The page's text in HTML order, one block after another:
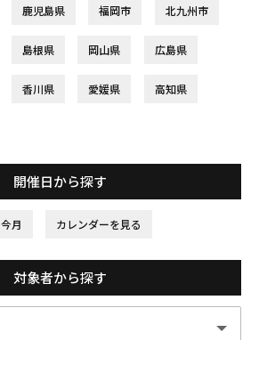
鹿児島県 福岡市 北九州市
島根県 岡山県 広島県
香川県 愛媛県 高知県
開催日から探す
今月 カレンダーを見る
対象者から探す